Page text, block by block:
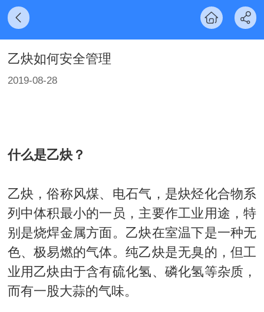
乙炔如何安全管理
2019-08-28
什么是乙炔？
乙炔，俗称风煤、电石气，是炔烃化合物系
列中体积最小的一员，主要作工业用途，特
别是烧焊金属方面。乙炔在室温下是一种无
色、极易燃的气体。纯乙炔是无臭的，但工
业用乙炔由于含有硫化氢、磷化氢等杂质，
而有一股大蒜的气味。